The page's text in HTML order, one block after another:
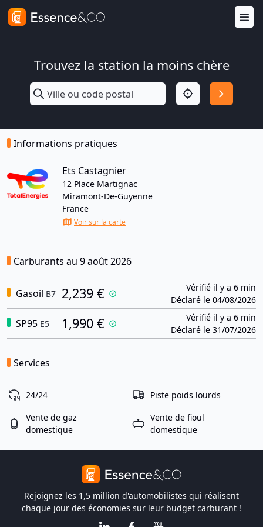
Trouvez la station la moins chère
Informations pratiques
Ets Castagnier
12 Place Martignac
Miramont-De-Guyenne
France
Voir sur la carte
Carburants au 9 août 2026
Gasoil B7 2,239 €
Vérifié il y a 6 min
Déclaré le 04/08/2026
SP95 E5 1,990 €
Vérifié il y a 6 min
Déclaré le 31/07/2026
Services
24/24 Piste poids lourds
Vente de gaz
domestique
Vente de fioul
domestique
Rejoignez les 1,5 million d'automobilistes qui réalisent
chaque jour des économies sur leur budget carburant !